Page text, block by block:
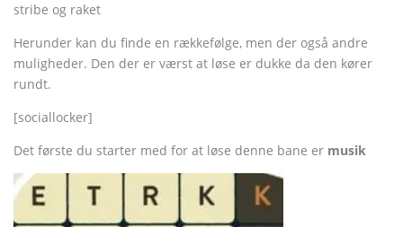
stribe og raket
Herunder kan du finde en rækkefølge, men der også andre
muligheder. Den der er værst at løse er dukke da den kører
rundt.
[sociallocker]
Det første du starter med for at løse denne bane er musik